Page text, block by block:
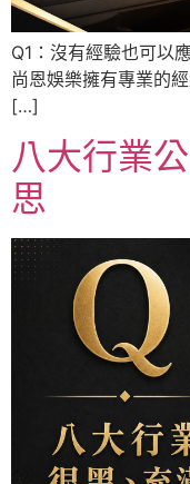
Q1：沒有經驗也可以
尚恩娛樂擁有專業的
[…]
八大行業
思